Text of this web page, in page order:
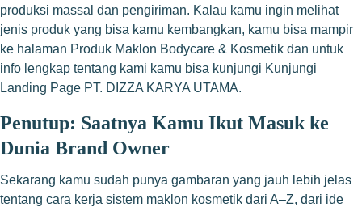
produksi massal dan pengiriman. Kalau kamu ingin melihat
jenis produk yang bisa kamu kembangkan, kamu bisa mampir
ke halaman Produk Maklon Bodycare & Kosmetik dan untuk
info lengkap tentang kami kamu bisa kunjungi Kunjungi
Landing Page PT. DIZZA KARYA UTAMA.
Penutup: Saatnya Kamu Ikut Masuk ke
Dunia Brand Owner
Sekarang kamu sudah punya gambaran yang jauh lebih jelas
tentang cara kerja sistem maklon kosmetik dari A–Z, dari ide